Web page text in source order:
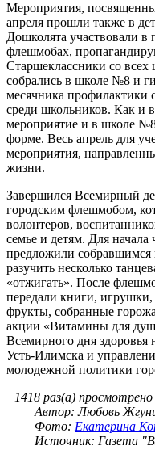
Мероприятия,
апреля прошли также в
Дошколята участвовали в
флешмобах,
Старшеклассники со всех
собрались в школе №8 и
месячника профилактики
среди школьников. Как и в
мероприятие и в школе
форме. Весь апрель для
мероприятия,
жизни.
Завершился Всемирный
городским флешмобом,
волонтеров,
семье и детям. Для
предложили
разучить несколько
«отжигать». После
передали книги,
фрукты, собранные
акции «Витамины для
Всемирного дня
Усть-Илимска и
молодежной политики
1418 раз(а) просмотрено
Автор: Любовь
Фото: Екатерина
Источник: Газета